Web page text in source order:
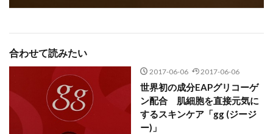
合わせて読みたい
2017-06-06 2017-06-06
世界初の成分EAPグリコーゲ
ン配合 肌細胞を直接元気に
するスキンケア「gg (ジージ
ー)」